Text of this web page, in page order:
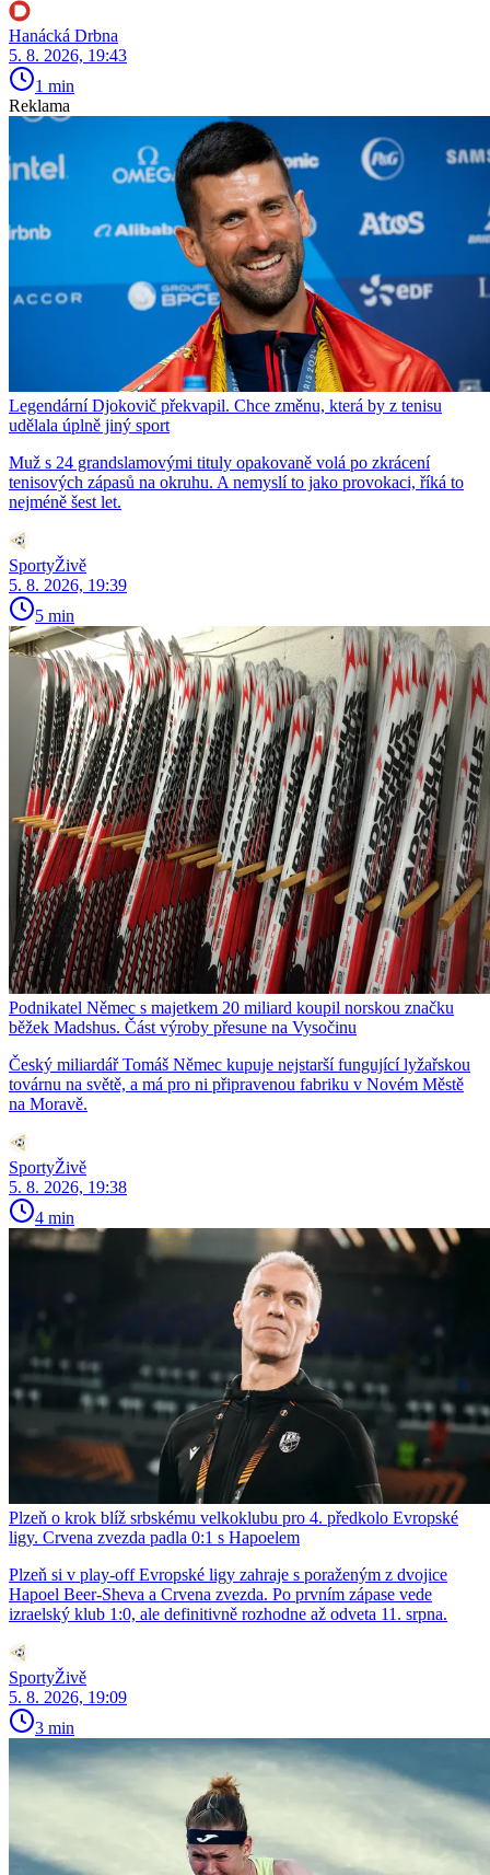
Hanácká Drbna
5. 8. 2026, 19:43
1 min
Reklama
Legendární Djokovič překvapil. Chce změnu, která by z tenisu
udělala úplně jiný sport
Muž s 24 grandslamovými tituly opakovaně volá po zkrácení
tenisových zápasů na okruhu. A nemyslí to jako provokaci, říká to
nejméně šest let.
SportyŽivě
5. 8. 2026, 19:39
5 min
Podnikatel Němec s majetkem 20 miliard koupil norskou značku
běžek Madshus. Část výroby přesune na Vysočinu
Český miliardář Tomáš Němec kupuje nejstarší fungující lyžařskou
továrnu na světě, a má pro ni připravenou fabriku v Novém Městě
na Moravě.
SportyŽivě
5. 8. 2026, 19:38
4 min
Plzeň o krok blíž srbskému velkoklubu pro 4. předkolo Evropské
ligy. Crvena zvezda padla 0:1 s Hapoelem
Plzeň si v play-off Evropské ligy zahraje s poraženým z dvojice
Hapoel Beer-Sheva a Crvena zvezda. Po prvním zápase vede
izraelský klub 1:0, ale definitivně rozhodne až odveta 11. srpna.
SportyŽivě
5. 8. 2026, 19:09
3 min